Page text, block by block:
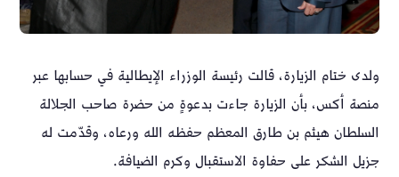
ولدى ختام الزيارة، قالت رئيسة الوزراء الإيطالية في حسابها عبر
منصة أكس، بأن الزيارة جاءت بدعوةٍ من حضرة صاحب الجلالة
السلطان هيثم بن طارق المعظم حفظه الله ورعاه، وقدّمت له
جزيل الشكر على حفاوة الاستقبال وكرم الضيافة.